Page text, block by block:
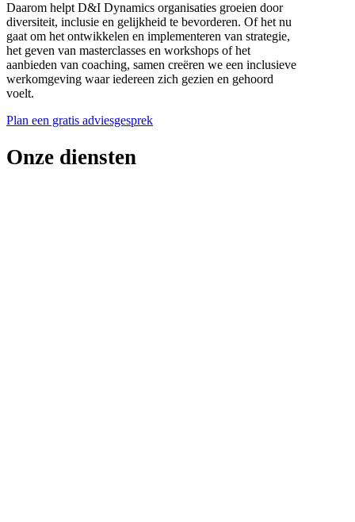
Daarom helpt D&I Dynamics organisaties groeien door
diversiteit, inclusie en gelijkheid te bevorderen. Of het nu
gaat om het ontwikkelen en implementeren van strategie,
het geven van masterclasses en workshops of het
aanbieden van coaching, samen creëren we een inclusieve
werkomgeving waar iedereen zich gezien en gehoord
voelt.
Plan een gratis adviesgesprek
Onze diensten